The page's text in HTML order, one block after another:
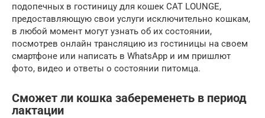
подопечных в гостиницу для кошек CAT LOUNGE,
предоставляющую свои услуги исключительно кошкам,
в любой момент могут узнать об их состоянии,
посмотрев онлайн трансляцию из гостиницы на своем
смартфоне или написать в WhatsApp и им пришлют
фото, видео и ответы о состоянии питомца.
Сможет ли кошка забеременеть в период
лактации